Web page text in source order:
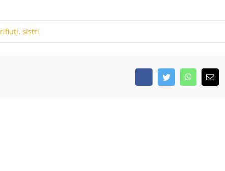
rifiuti, sistri
FacebookTwitterWhatsApp
Email